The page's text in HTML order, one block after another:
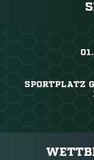
SPORTPLATZ